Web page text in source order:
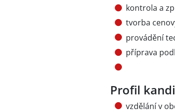
kontrola a
tvorba
provádění
příprava
Profil
vzdělání v